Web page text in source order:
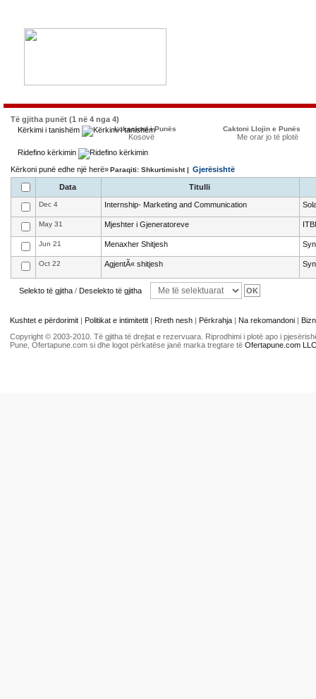
Të gjitha punët (1 në 4 nga 4)
Kërkimi i tanishëm
Lokacioni i Punës
Kosovë
Caktoni Llojin e Punës
Me orar jo të plotë
Ridefino kërkimin
Kërkoni punë edhe një herë»Paraqiti: Shkurtimisht | Gjerësishtë
Data Titulli
Dec 4 Internship- Marketing and Communication
May 31 Mjeshter i Gjeneratoreve
Jun 21 Menaxher Shitjesh
Oct 22 AgjentÃ« shitjesh
Selekto të gjitha / Deselekto të gjitha
Kushtet e përdorimit | Politikat e intimitetit | Rreth nesh | Përkrahja | Na rekomandoni |
Copyright © 2003-2010. Të gjitha të drejtat e rezervuara. Riprodhimi i plotë apo i
Pune, Ofertapune.com si dhe logot përkatëse janë marka tregtare të Ofertapune.com LLC